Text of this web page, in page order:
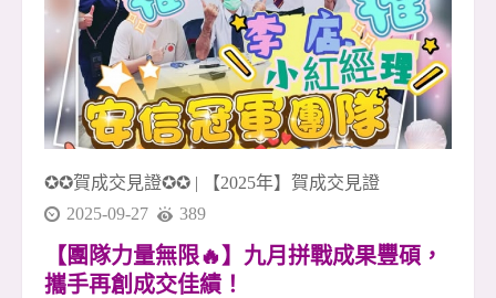
都是金字塔中最關鍵的基石。 不論你在前線拚成
交，或在後勤默默支持，每一分努力都是團隊的
成功因素。 因為你們願意付出、願意挑戰、願意
相信團隊， 安信才能多次締造佳績、創造亮眼的
月月成長。 烤的不只是肉，是士氣；賞的不只是
月，是團隊的心 火光跳動的時刻，我們烤的不只
是食物，更是這段時間累積的情感與信任。 抬頭
看見
✪✪賀成交見證✪✪ |
【2025年】賀成交見證
2025-09-27
389
【團隊力量無限🔥】九月拼戰成果豐碩，
攜手再創成交佳績！